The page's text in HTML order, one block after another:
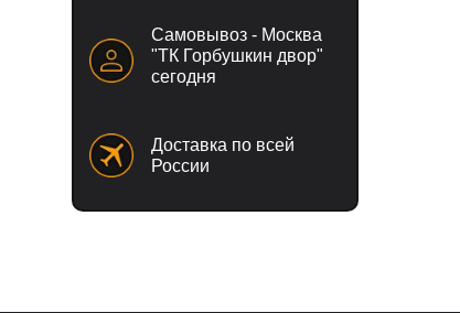
Доставка по всей
России
Самовывоз - Москва
"ТК Горбушкин двор"
сегодня